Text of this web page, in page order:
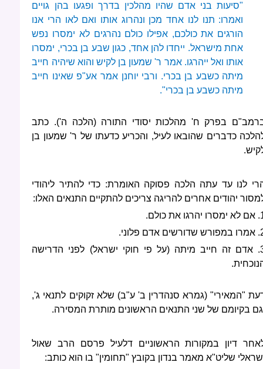
"סיעות בני אדם שהיו מהלכין בדרך ופגעו בהן גויים
ואמרו: תנו לנו אחד מכן ונהרוג אותו ואם לאו הרי אנו
הורגים את כולכם, אפילו כולם נהרגים לא ימסרו נפש
אחת מישראל. ייחדו להן אחד, כגון שבע בן בכרי, ימסרו
אותו ואל ייהרגו. אמר ר' שמעון בן לקיש והוא שיהיה חייב
מיתה כשבע בן בכרי. ורבי יוחנן אמר אע"פ שאינו חייב
מיתה כשבע בן בכרי".
בפרק ח' מהלכות יסודי התורה (הלכה ה'). כתב
כדברים שהובאו לעיל, והכריע כדעתו של ר' שמעון בן
לנו עד עתה הלכה פסוקה האומרת: כדי להתיר ליהודי
יהודים אחרים להריגה צריכים להתקיים התנאים האלו:
את כולם.
אדם פלוני.
3. אדם זה חייב מיתה (על פי חוקי ישראל) לפני הדרישה
"המאירי" (גמרא סנהדרין ב' ע"ב) שלא זקוקים לתנאי ג',
בקיומם של שני התנאים הראשונים מותרת המסירה.
דיון במקורות הראשוניים דלעיל פרסם הרב שאול
שליט"א מאמר בנדון בקובץ "תחומין" בו הוא כותב: